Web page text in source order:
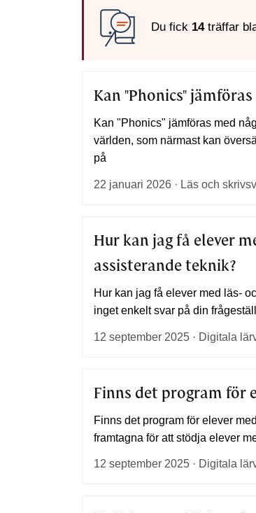
Du fick 14träffar
Kan "Phonics"
Kan "Phonics" jämföras med
världen, som närmast kan
på
22 januari 2026 · Läs och
Hur kan jag få elever
assisterande teknik?
Hur kan jag få elever med läs-
inget enkelt svar på din
12 september 2025 · Digitala
Finns det program för
Finns det program för elever
framtagna för att stödja elever
12 september 2025 · Digitala